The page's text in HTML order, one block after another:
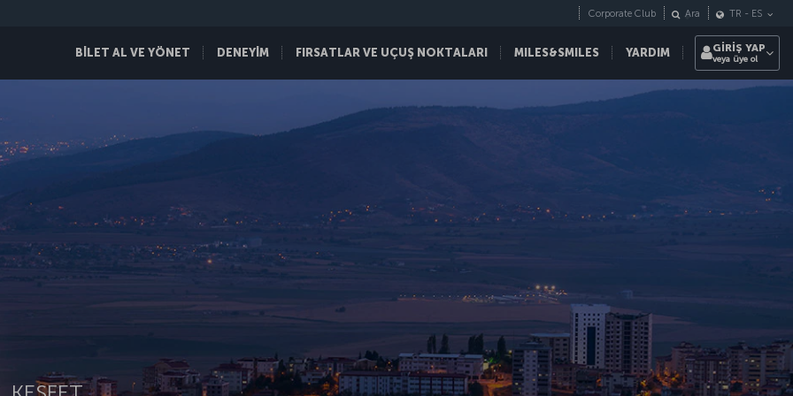
BİLET AL VE YÖNET DENEYİM FIRSATLAR VE UÇUŞ NOKTALARI MILES&SMILES YARDIM
Corporate Club Ara TR - ES
GİRİŞ YAP
veya üye ol